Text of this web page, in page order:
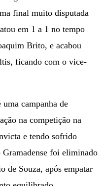
final muito disputada
em 1 a 1 no tempo
Brito, e acabou
ficando com o vice-
campanha de
na competição na
e tendo sofrido
foi eliminado
de Souza, após empatar